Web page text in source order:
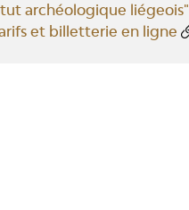
archéologique liégeois"
et billetterie en ligne